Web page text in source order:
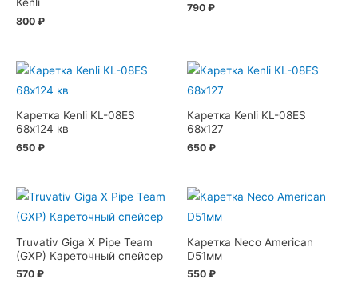
Kenli
800 ₽
790 ₽
Каретка Kenli KL-08ES
68х124 кв
650 ₽
Каретка Kenli KL-08ES
68х127
650 ₽
Truvativ Giga X Pipe Team
(GXP) Кареточный спейсер
570 ₽
Каретка Neco American
D51мм
550 ₽